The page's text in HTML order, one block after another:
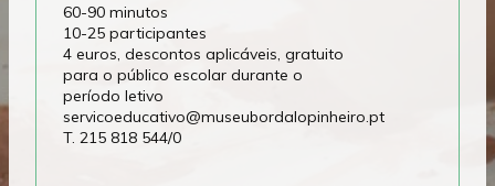
60-90 minutos
10-25 participantes
4 euros, descontos aplicáveis, gratuito
para o público escolar durante o
período letivo
servicoeducativo@museubordalopinheiro.pt
T. 215 818 544/0